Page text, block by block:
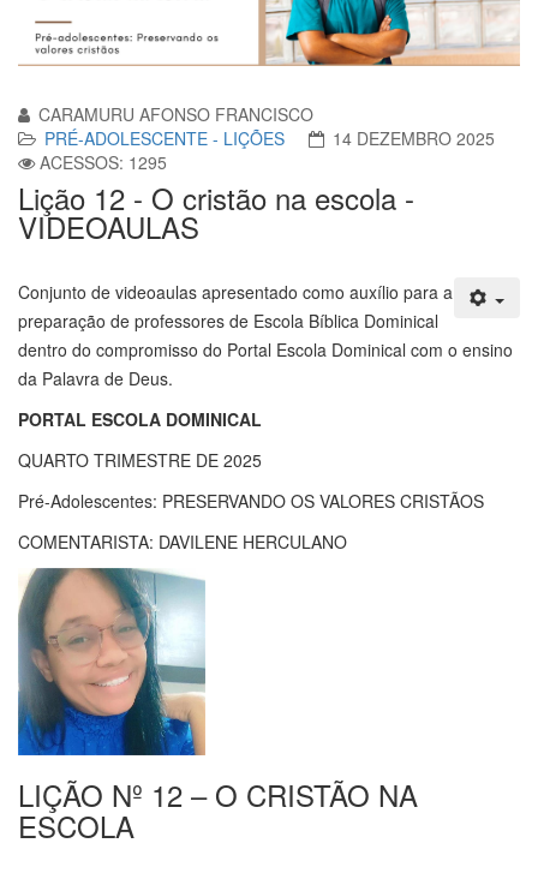
CARAMURU AFONSO FRANCISCO
PRÉ-ADOLESCENTE - LIÇÕES
14 DEZEMBRO 2025
ACESSOS: 1295
Lição 12 - O cristão na escola -
VIDEOAULAS
Conjunto de videoaulas apresentado como auxílio para a
preparação de professores de Escola Bíblica Dominical
dentro do compromisso do Portal Escola Dominical com o ensino
da Palavra de Deus.
PORTAL ESCOLA DOMINICAL
QUARTO TRIMESTRE DE 2025
Pré-Adolescentes: PRESERVANDO OS VALORES CRISTÃOS
COMENTARISTA: DAVILENE HERCULANO
LIÇÃO Nº 12 – O CRISTÃO NA
ESCOLA